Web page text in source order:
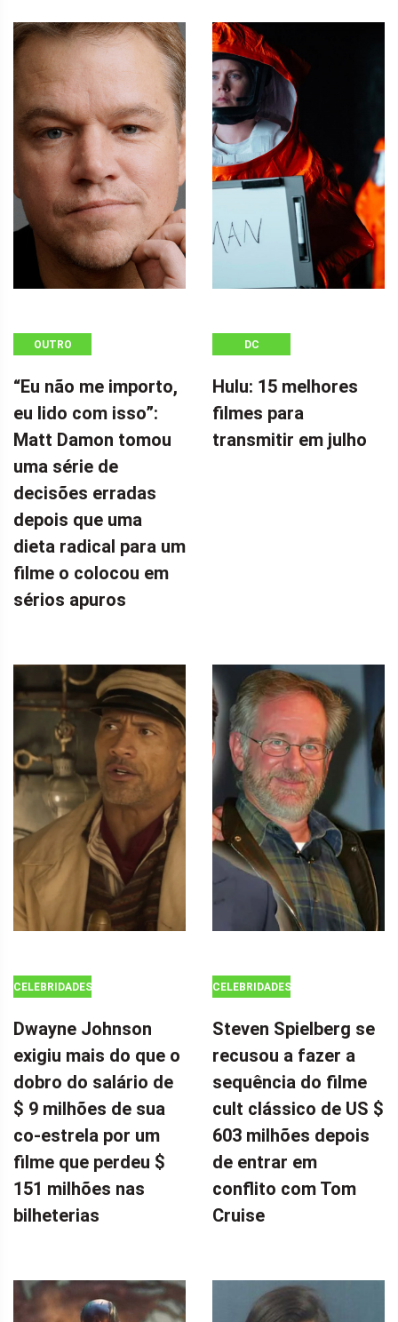
OUTRO
“Eu não me importo,
eu lido com isso”:
Matt Damon tomou
uma série de
decisões erradas
depois que uma
dieta radical para um
filme o colocou em
sérios apuros
DC
Hulu: 15 melhores
filmes para
transmitir em julho
CELEBRIDADES
Dwayne Johnson
exigiu mais do que o
dobro do salário de
$ 9 milhões de sua
co-estrela por um
filme que perdeu $
151 milhões nas
bilheterias
CELEBRIDADES
Steven Spielberg se
recusou a fazer a
sequência do filme
cult clássico de US $
603 milhões depois
de entrar em
conflito com Tom
Cruise